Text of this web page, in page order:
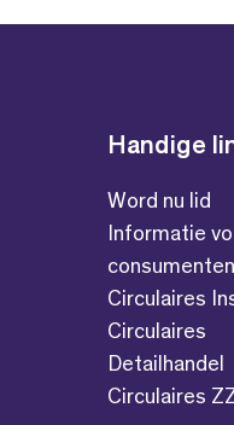
Handige
Word nu lid
Informatie
consumenten
Circulaires
Circulaires
Detailhandel
Circulaires